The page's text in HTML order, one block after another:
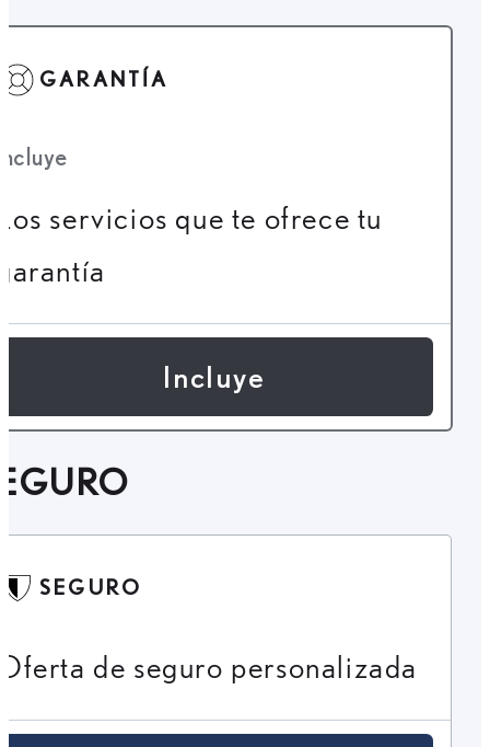
GARANTÍA
servicios que te ofrece tu
Incluye
SEGURO
de seguro personalizada